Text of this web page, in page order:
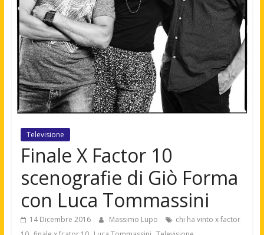
Televisione
Finale X Factor 10
scenografie di Giò Forma
con Luca Tommassini
14 Dicembre 2016 Massimo Lupo
chi ha vinto x factor